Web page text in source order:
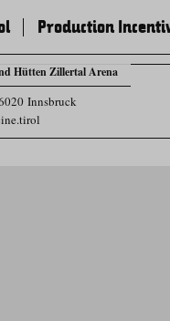
Hütten Zillertal Arena
Production
Innsbruck